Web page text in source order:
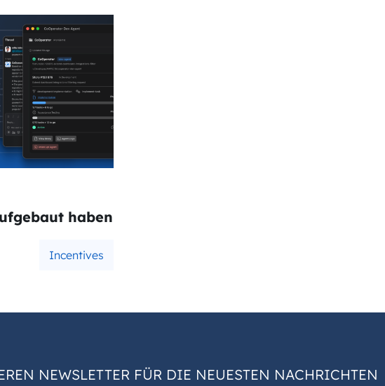
haben
Incentives
NEWSLETTER FÜR DIE NEUESTEN NACHRICHTEN